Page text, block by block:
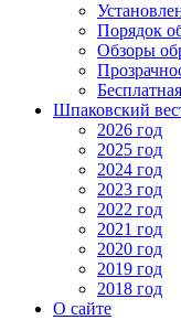
Порядок
Обзоры
Шпаковский
2026 год
2025 год
2024 год
2023 год
2022 год
2021 год
2020 год
2019 год
2018 год
О сайте